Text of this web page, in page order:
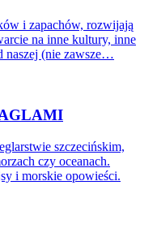
i zapachów, rozwijają
na inne kultury, inne
naszej (nie zawsze…
szczecińskim,
czy oceanach.
i morskie opowieści.